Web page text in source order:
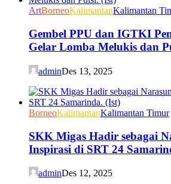
ArtBorneoKalimantanKalimantan
Gembel PPU dan IGTKI
Gelar Lomba Melukis dan
adminDes 13, 2025
BorneoKalimantanKalimantan Timur
SKK Migas Hadir sebagai
Inspirasi di SRT 24
adminDes 12, 2025